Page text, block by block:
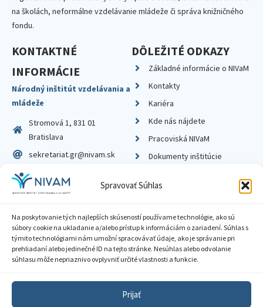
Spravovať Súhlas
Na poskytovanie tých najlepších skúseností používame technológie, ako sú
súbory cookie na ukladanie a/alebo prístup k informáciám o zariadení. Súhlas s
týmito technológiami nám umožní spracovávať údaje, ako je správanie pri
prehliadaní alebo jedinečné ID na tejto stránke. Nesúhlas alebo odvolanie
súhlasu môže nepriaznivo ovplyvniť určité vlastnosti a funkcie.
Prijať
na školách, neformálne vzdelávanie mládeže či správa knižničného
fondu.
KONTAKTNÉ
INFORMÁCIE
Národný inštitút vzdelávania a
mládeže
Stromová 1, 831 01
Bratislava
sekretariat.gr@nivam.sk
IČO: 00164348
DIČ: 2020798714
DÔLEŽITÉ ODKAZY
Základné informácie o NIVaM
Kontakty
Kariéra
Kde nás nájdete
Pracoviská NIVaM
Dokumenty inštitúcie
Zásady ochrany súkromia
Sprístupnenie informácií